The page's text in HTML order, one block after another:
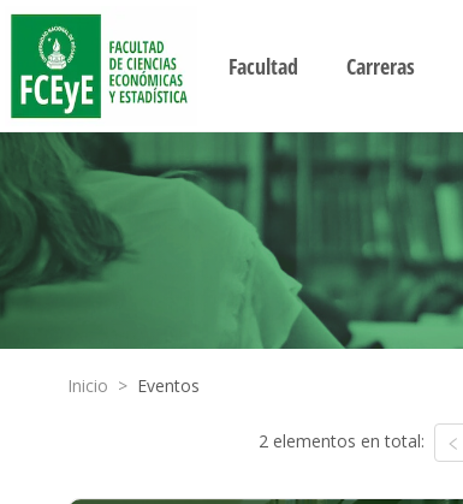
Facultad Carreras
Inicio > Eventos
2 elementos en total: